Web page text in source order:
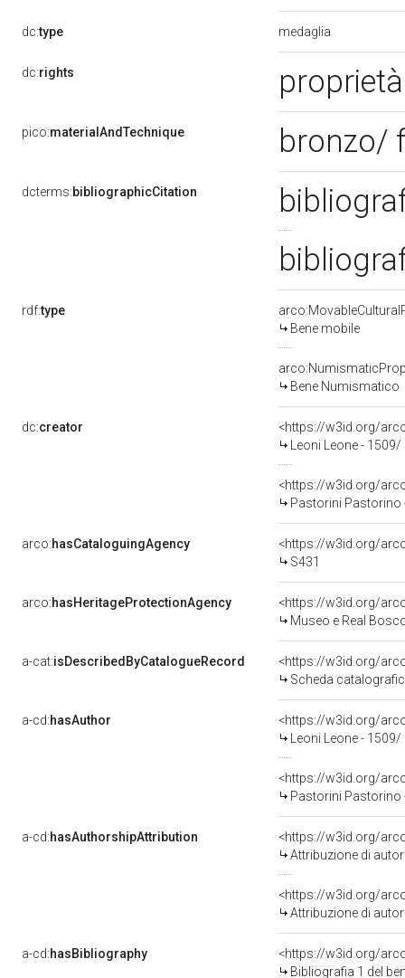
dc:type medaglia
dc:rights
pico:materialAndTechnique bronzo/
dcterms:bibliographicCitation
rdf:type
Bene mobile
Bene Numismatico
dc:creator
<https://w3id.org/
Leoni Leone -
<https://w3id.org/
Pastorini Pastorino
arco:hasCataloguingAgency
<https://w3id.org/
S431
arco:hasHeritageProtectionAgency
<https://w3id.org/
Museo e Real
a-cat:isDescribedByCatalogueRecord
<https://w3id.org/
Scheda
a-cd:hasAuthor
<https://w3id.org/
Leoni Leone -
<https://w3id.org/
Pastorini Pastorino
a-cd:hasAuthorshipAttribution
<https://w3id.org/
Attribuzione di
<https://w3id.org/
Attribuzione di
a-cd:hasBibliography
<https://w3id.org/
Bibliografia 1 del